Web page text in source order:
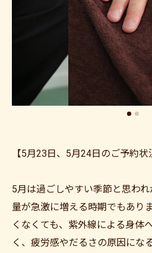
【5月23日、5月24日のご予約状
5月は過ごしやすい季節と思わ
量が急激に増える時期でもあり
くなくても、紫外線による身体
く、疲労感やだるさの原因にな